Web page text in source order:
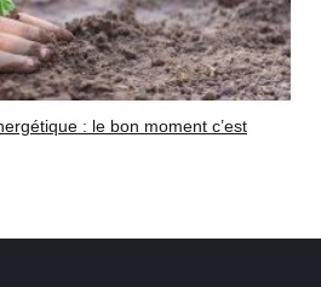
: le bon moment c’est